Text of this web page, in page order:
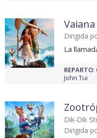
Vaiana
Dirigida
La
REPARTO:
John Tui
Dik-Dik
Dirigida